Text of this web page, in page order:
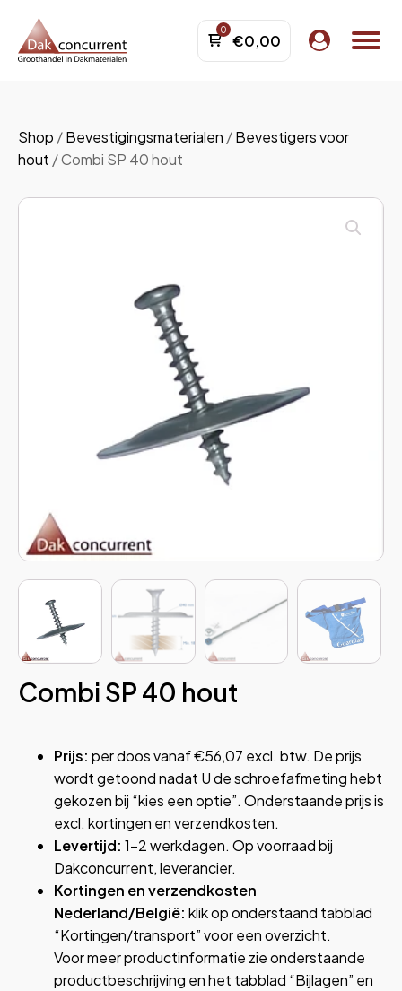
€0,00
Shop /Bevestigingsmaterialen /Bevestigers voor
hout / Combi SP 40 hout
Combi SP 40 hout
Prijs: per doos vanaf €56,07 excl. btw. De prijs
wordt getoond nadat U de schroefafmeting hebt
gekozen bij “kies een optie”. Onderstaande prijs is
excl. kortingen en verzendkosten.
Levertijd: 1-2 werkdagen. Op voorraad bij
Dakconcurrent, leverancier.
Kortingen en verzendkosten
Nederland/België: klik op onderstaand tabblad
“Kortingen/transport” voor een overzicht.
Voor meer productinformatie zie onderstaande
productbeschrijving en het tabblad “Bijlagen” en